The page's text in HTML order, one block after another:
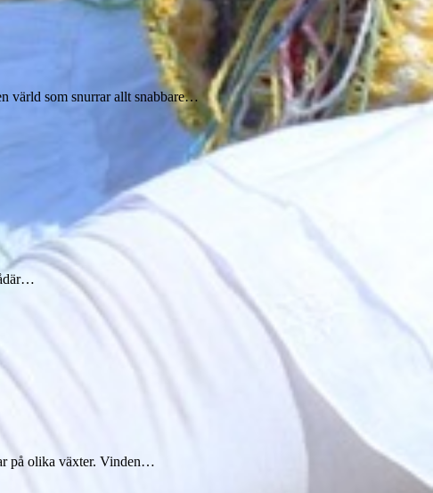
värld som snurrar allt snabbare…
på olika växter. Vinden…